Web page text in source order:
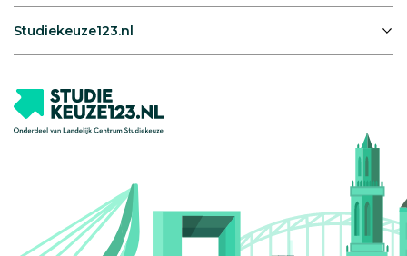
Studiekeuze123.nl